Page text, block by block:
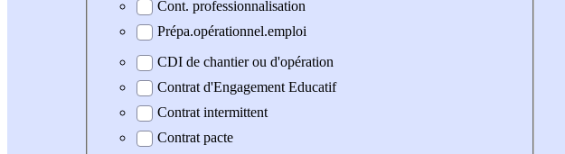
Cont. professionnalisation
Prépa.opérationnel.emploi
CDI de chantier ou d'opération
Contrat d'Engagement Educatif
Contrat intermittent
Contrat pacte